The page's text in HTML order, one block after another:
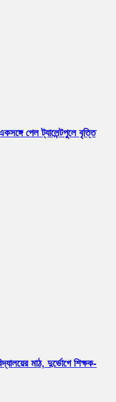
পেল ট্যালেন্টপুলে বৃত্তি
মাঠ, দুর্ভোগে শিক্ষক-